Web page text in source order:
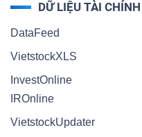
DỮ LIỆU TÀI CHÍNH
DataFeed
VietstockXLS
InvestOnline
IROnline
VietstockUpdater